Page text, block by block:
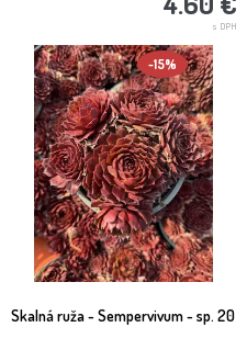
s DPH
Skalná ruža - Sempervivum - sp. 20
-15%